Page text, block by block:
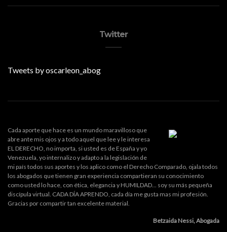
Twitter
Tweets by oscarleon_abog
Cada aporte que hace es un mundo maravilloso que
abre ante mis ojos y a todo aquel que lee y le interesa
EL DERECHO, no importa, si usted es de España y yo
Venezuela, yo internalizo y adapto a la legislación de
mi país todos sus aportes y los aplico como el Derecho Comparado, ojala todos
los abogados que tienen gran experiencia compartieran su conocimiento
como usted lo hace, con ética, elegancia y HUMILDAD... soy su más pequeña
discípula virtual. CADA DÍA APRENDO, cada día me gusta mas mi profesión.
Gracias por compartir tan excelente material.
Betzaida Nessi, Abogada